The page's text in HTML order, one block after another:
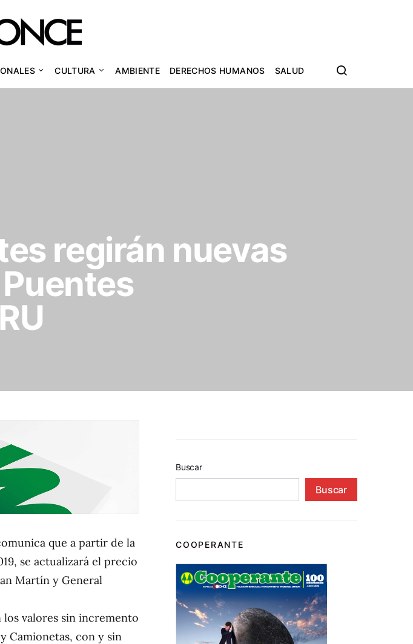
CULTURA AMBIENTE DERECHOS HUMANOS SALUD
regirán nuevas
que a partir de la
se actualizará el precio
Martín y General
los valores sin incremento
Camionetas, con y sin
Buscar
Buscar
COOPERANTE